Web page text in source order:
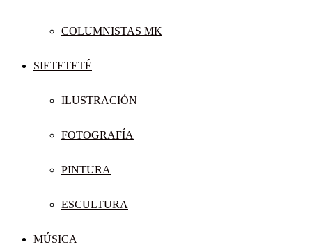
COLUMNISTAS MK
SIETETETÉ
ILUSTRACIÓN
FOTOGRAFÍA
PINTURA
ESCULTURA
MÚSICA